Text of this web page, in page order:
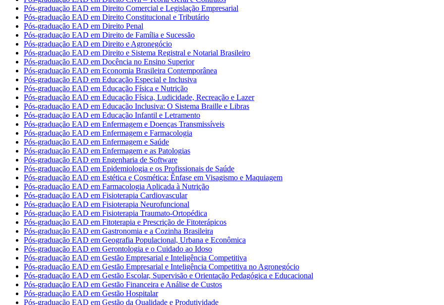
Pós-graduação EAD em Direito Comercial e Legislação Empresarial
Pós-graduação EAD em Direito Constitucional e Tributário
Pós-graduação EAD em Direito Penal
Pós-graduação EAD em Direito de Família e Sucessão
Pós-graduação EAD em Direito e Agronegócio
Pós-graduação EAD em Direito e Sistema Registral e Notarial Brasileiro
Pós-graduação EAD em Docência no Ensino Superior
Pós-graduação EAD em Economia Brasileira Contemporânea
Pós-graduação EAD em Educação Especial e Inclusiva
Pós-graduação EAD em Educação Física e Nutrição
Pós-graduação EAD em Educação Física, Ludicidade, Recreação e Lazer
Pós-graduação EAD em Educação Inclusiva: O Sistema Braille e Libras
Pós-graduação EAD em Educação Infantil e Letramento
Pós-graduação EAD em Enfermagem e Doenças Transmissíveis
Pós-graduação EAD em Enfermagem e Farmacologia
Pós-graduação EAD em Enfermagem e Saúde
Pós-graduação EAD em Enfermagem e as Patologias
Pós-graduação EAD em Engenharia de Software
Pós-graduação EAD em Epidemiologia e os Profissionais de Saúde
Pós-graduação EAD em Estética e Cosmética: Ênfase em Visagismo e Maquiagem
Pós-graduação EAD em Farmacologia Aplicada à Nutrição
Pós-graduação EAD em Fisioterapia Cardiovascular
Pós-graduação EAD em Fisioterapia Neurofuncional
Pós-graduação EAD em Fisioterapia Traumato-Ortopédica
Pós-graduação EAD em Fitoterapia e Prescrição de Fitoterápicos
Pós-graduação EAD em Gastronomia e a Cozinha Brasileira
Pós-graduação EAD em Geografia Populacional, Urbana e Econômica
Pós-graduação EAD em Gerontologia e o Cuidado ao Idoso
Pós-graduação EAD em Gestão Empresarial e Inteligência Competitiva
Pós-graduação EAD em Gestão Empresarial e Inteligência Competitiva no Agronegócio
Pós-graduação EAD em Gestão Escolar, Supervisão e Orientação Pedagógica e Educacional
Pós-graduação EAD em Gestão Financeira e Análise de Custos
Pós-graduação EAD em Gestão Hospitalar
Pós-graduação EAD em Gestão da Qualidade e Produtividade